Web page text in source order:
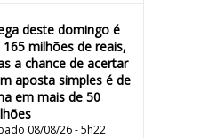
deste domingo é
165 milhões de reais,
a chance de acertar
aposta simples é de
em mais de 50
08/08/26 - 5h22